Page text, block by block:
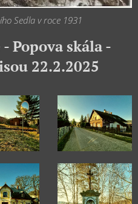
Sedla v roce 1931
Popova skála -
22.2.2025